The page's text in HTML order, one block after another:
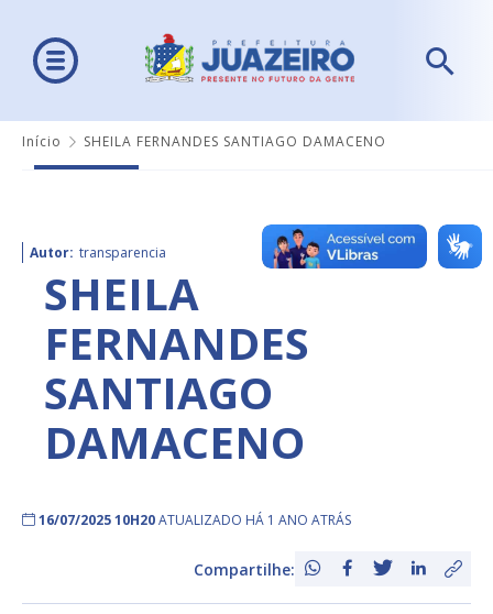
Início SHEILA FERNANDES SANTIAGO DAMACENO
Autor: transparencia
SHEILA
FERNANDES
SANTIAGO
DAMACENO
16/07/2025 10H20ATUALIZADO HÁ 1 ANO ATRÁS
Compartilhe: